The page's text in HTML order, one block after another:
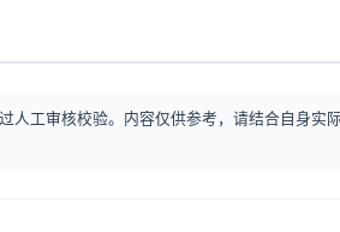
人工审核校验。内容仅供参考，请结合自身实